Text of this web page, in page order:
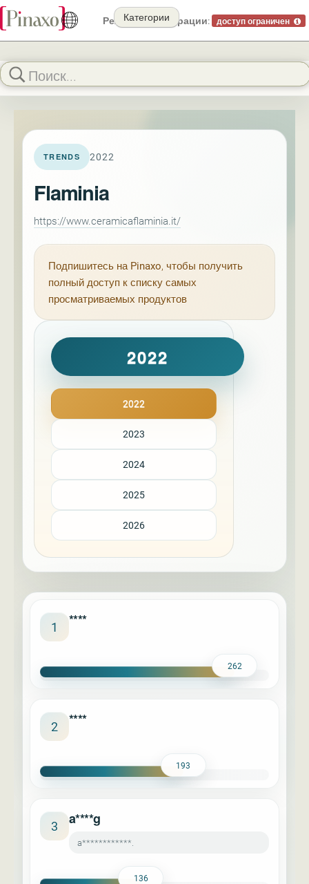
Режим демонстрации: доступ ограничен
Категории
TRENDS 2022
Flaminia
https://www.ceramicaflaminia.it/
Подпишитесь на Pinaxo, чтобы получить
полный доступ к списку самых
просматриваемых продуктов
2022
2022
2023
2024
2025
2026
1 ****
262
2 ****
193
3 a****g
a************.
136